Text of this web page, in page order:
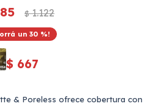
$ 1.122
30
$ 667
& Poreless ofrece cobertura con